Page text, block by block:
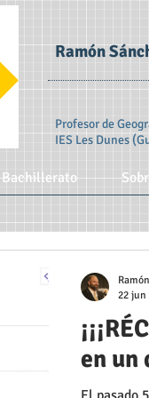
Ramón
Profesor de
IES Les Dunes
Bachillerato
en un
22 jun